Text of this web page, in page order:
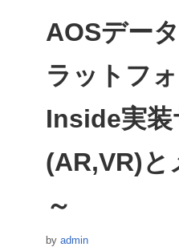
ー
AOSデー
ラットフ
Inside実
(AR,VR)
～
by admin